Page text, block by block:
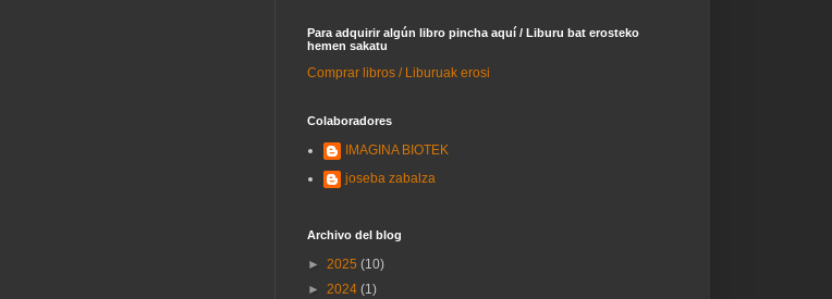
Para adquirir algún libro pincha aquí / Liburu bat erosteko
hemen sakatu
Comprar libros / Liburuak erosi
Colaboradores
IMAGINA BIOTEK
joseba zabalza
Archivo del blog
► 2025 (10)
► 2024 (1)